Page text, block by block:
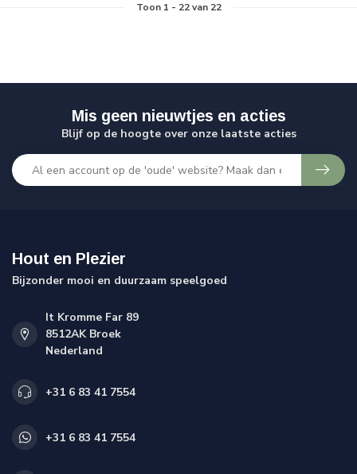
Toon 1 - 22van 22
Mis geen nieuwtjes en acties
Blijf op de hoogte over onze laatste acties
Hout en Plezier
Bijzonder mooi en duurzaam speelgoed
It Kromme Far 89
8512AK Broek
Nederland
+31 6 83 41 7554
+31 6 83 41 7554